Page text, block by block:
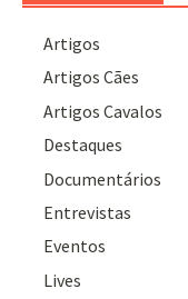
Artigos
Artigos Cães
Artigos Cavalos
Destaques
Documentários
Entrevistas
Eventos
Lives